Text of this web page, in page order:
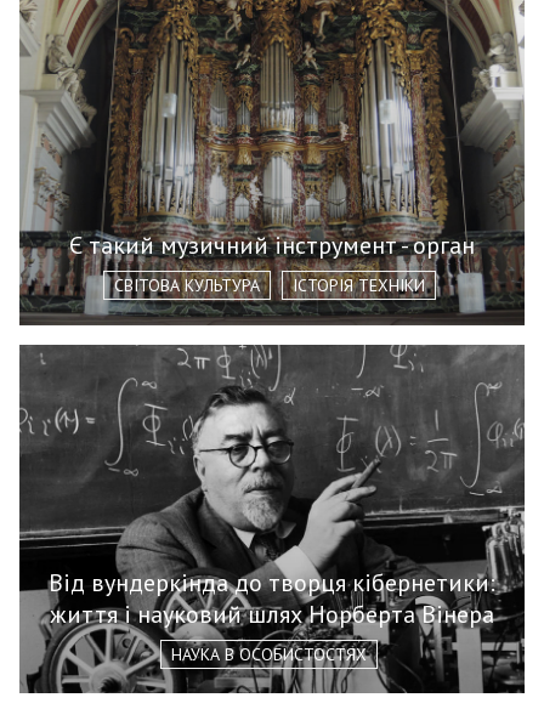
Є такий музичний інструмент - орган
СВІТОВА КУЛЬТУРА ІСТОРІЯ ТЕХНІКИ
Від вундеркінда до творця кібернетики:
життя і науковий шлях Норберта Вінера
НАУКА В ОСОБИСТОСТЯХ